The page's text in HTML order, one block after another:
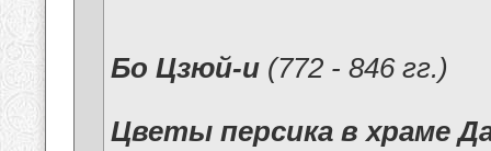
Бо Цзюй-и (772 - 846 гг.)
Цветы персика в храме